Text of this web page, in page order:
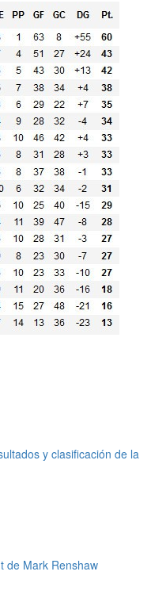
y clasificación de la
de Mark Renshaw